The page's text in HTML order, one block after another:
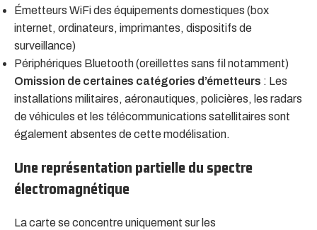
Émetteurs WiFi des équipements domestiques (box
internet, ordinateurs, imprimantes, dispositifs de
surveillance)
Périphériques Bluetooth (oreillettes sans fil notamment)
Omission de certaines catégories d’émetteurs : Les
installations militaires, aéronautiques, policières, les radars
de véhicules et les télécommunications satellitaires sont
également absentes de cette modélisation.
Une représentation partielle du spectre
électromagnétique
La carte se concentre uniquement sur les